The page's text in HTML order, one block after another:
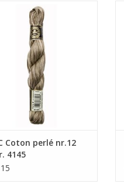
Coton perlé nr.12 25gr.
4145
AAN WINKELWAGEN
Coton perlé nr.12
4145